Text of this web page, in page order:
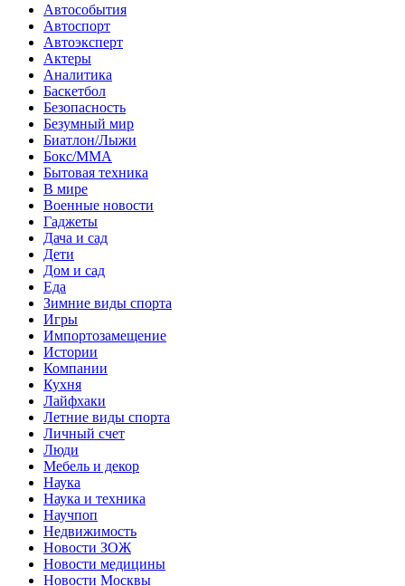
Автособытия
Автоспорт
Автоэксперт
Актеры
Аналитика
Баскетбол
Безопасность
Безумный мир
Биатлон/Лыжи
Бокс/MMA
Бытовая техника
В мире
Военные новости
Гаджеты
Дача и сад
Дети
Дом и сад
Еда
Зимние виды спорта
Игры
Импортозамещение
Истории
Компании
Кухня
Лайфхаки
Летние виды спорта
Личный счет
Люди
Мебель и декор
Наука
Наука и техника
Научпоп
Недвижимость
Новости ЗОЖ
Новости медицины
Новости Москвы